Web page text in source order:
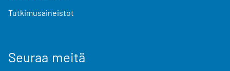
Tutkimusaineistot
Seuraa meitä